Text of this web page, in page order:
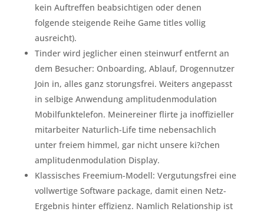
kein Auftreffen beabsichtigen oder denen
folgende steigende Reihe Game titles vollig
ausreicht).
Tinder wird jeglicher einen steinwurf entfernt an
dem Besucher: Onboarding, Ablauf, Drogennutzer
Join in, alles ganz storungsfrei. Weiters angepasst
in selbige Anwendung amplitudenmodulation
Mobilfunktelefon. Meinereiner flirte ja inoffizieller
mitarbeiter Naturlich-Life time nebensachlich
unter freiem himmel, gar nicht unsere ki?chen
amplitudenmodulation Display.
Klassisches Freemium-Modell: Vergutungsfrei eine
vollwertige Software package, damit einen Netz-
Ergebnis hinter effizienz. Namlich Relationship ist